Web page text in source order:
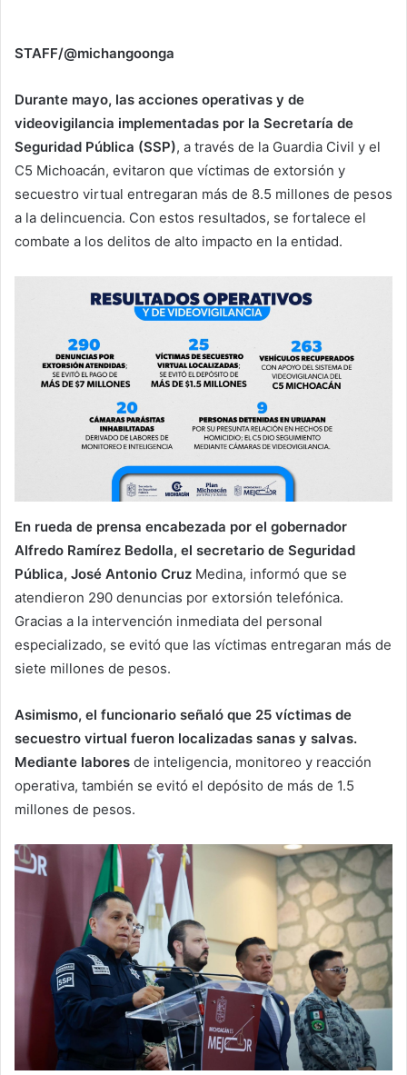
STAFF/@michangoonga
Durante mayo, las acciones operativas y de
videovigilancia implementadas por la Secretaría de
Seguridad Pública (SSP), a través de la Guardia Civil y el
C5 Michoacán, evitaron que víctimas de extorsión y
secuestro virtual entregaran más de 8.5 millones de pesos
a la delincuencia. Con estos resultados, se fortalece el
combate a los delitos de alto impacto en la entidad.
En rueda de prensa encabezada por el gobernador
Alfredo Ramírez Bedolla, el secretario de Seguridad
Pública, José Antonio Cruz Medina, informó que se
atendieron 290 denuncias por extorsión telefónica.
Gracias a la intervención inmediata del personal
especializado, se evitó que las víctimas entregaran más de
siete millones de pesos.
Asimismo, el funcionario señaló que 25 víctimas de
secuestro virtual fueron localizadas sanas y salvas.
Mediante labores de inteligencia, monitoreo y reacción
operativa, también se evitó el depósito de más de 1.5
millones de pesos.